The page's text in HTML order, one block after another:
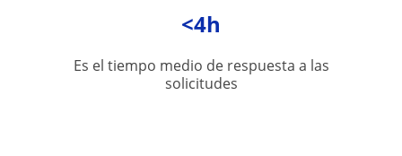
<4h
Es el tiempo medio de respuesta a las
solicitudes